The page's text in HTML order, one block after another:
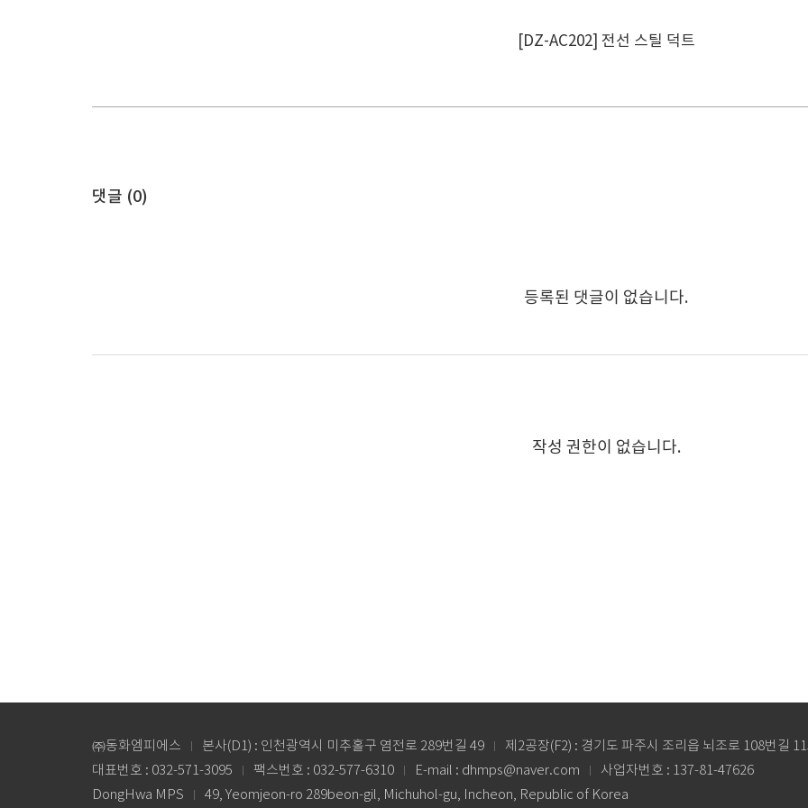
[DZ-AC202] 전선 스틸 덕트
댓글 (0)
등록된 댓글이 없습니다.
작성 권한이 없습니다.
㈜동화엠피에스 본사(D1) : 인천광역시 미추홀구 염전로 289번길 49
제2공장(F2) : 경기도 파주시 조리읍 뇌조로 108번길
대표번호 : 032-571-3095
팩스번호 : 032-577-6310 E-mail : dhmps@naver.com
사업자번호 : 137-81-47626
DongHwa MPS
49, Yeomjeon-ro 289beon-gil, Michuhol-gu, Incheon, Republic of Korea